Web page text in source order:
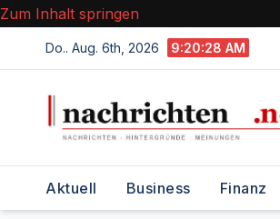
Zum Inhalt springen
Do.. Aug. 6th, 2026 9:20:29 AM
Aktuell Business Finanz